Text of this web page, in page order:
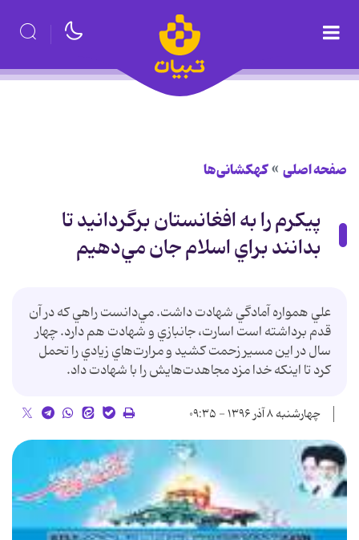
صفحه اصلی کهکشانی‌ها
پيكرم را به افغانستان برگردانيد تا
بدانند براي اسلام جان مي‌دهيم
علي همواره آمادگي شهادت داشت. مي‌دانست راهي كه در آن
قدم برداشته است اسارت، جانبازي و شهادت هم دارد. چهار
سال در اين مسير زحمت كشيد و مرارت‌هاي زيادي را تحمل
كرد تا اينكه خدا مزد مجاهدت‌هايش را با شهادت داد.
چهارشنبه ۸ آذر ۱۳۹۶ - ۰۹:۳۵